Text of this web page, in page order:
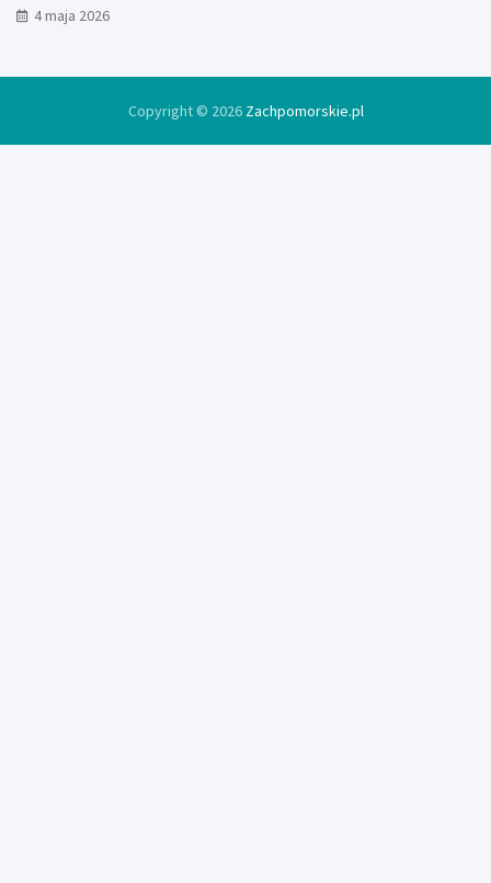
4 maja 2026
Copyright © 2026 Zachpomorskie.pl